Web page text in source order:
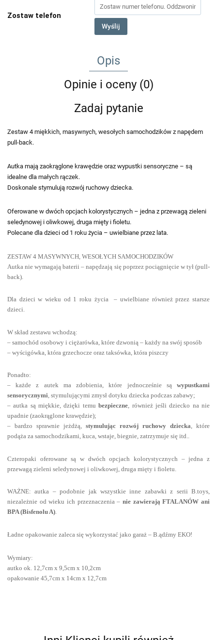
Zostaw telefon
Wyślij
Opis
Opinie i oceny (0)
Zadaj pytanie
Zestaw 4 miękkich, masywnych, wesołych samochodzików z napędem
pull-back.
Autka mają zaokrąglone krawędzie oraz wypustki sensoryczne – są
idealne dla małych rączek.
Doskonale stymulują rozwój ruchowy dziecka.
Oferowane w dwóch opcjach kolorystycznych – jedna z przewagą zieleni
seledynowej i oliwkowej, druga mięty i fioletu.
Polecane dla dzieci od 1 roku życia – uwielbiane przez lata.
ZESTAW 4 MASYWNYCH, WESOŁYCH SAMOCHODZIKÓW
Autka nie wymagają baterii – napędzają się poprzez pociągnięcie w tył (pull-
back).
Dla dzieci w wieku od 1 roku życia – uwielbiane również przez starsze
dzieci.
W skład zestawu wchodzą:
– samochód osobowy i ciężarówka, które dzwonią – każdy na swój sposób
– wyścigówka, która grzechocze oraz taksówka, która piszczy
Ponadto:
– każde z autek ma zdobienia, które jednocześnie są wypustkami
sensorycznymi, stymulującymi zmysł dotyku dziecka podczas zabawy;
– autka są miękkie, dzięki temubezpieczne, również jeśli dziecko na nie
upadnie (zaokrąglone krawędzie);
– bardzo sprawnie jeżdżą, stymulując rozwój ruchowy dziecka, które
podąża za samochodzikami, kuca, wstaje, biegnie, zatrzymuje się itd..
Czteropaki oferowane są w dwóch opcjach kolorystycznych – jedna z
przewagą zieleni seledynowej i oliwkowej, druga mięty i fioletu.
WAŻNE: autka – podobnie jak wszystkie inne zabawki z serii B.toys,
niezależnie od wieku ich przeznaczenia – nie zawierają FTALANÓW ani
BPA (Bisfenolu A).
Ładne opakowanie zaleca się wykorzystać jako garaż – B.ądźmy EKO!
Wymiary:
autko ok. 12,7cm x 9,5cm x 10,2cm
opakowanie 45,7cm x 14cm x 12,7cm